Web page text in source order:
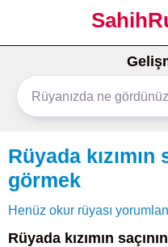
Rüyada kızımın
görmek
Henüz okur rüyası
Rüyada kızımın